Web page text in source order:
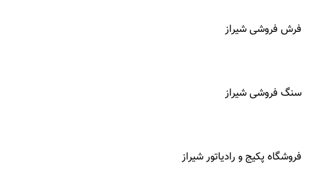
فرش فروشی شیراز
سنگ فروشی شیراز
فروشگاه پکیج و رادیاتور شیراز